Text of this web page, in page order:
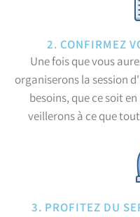
2. CONFIRMEZ
Une fois que vous
organiserons la session
besoins, que ce soit
veillerons à ce que
3. PROFITEZ DU